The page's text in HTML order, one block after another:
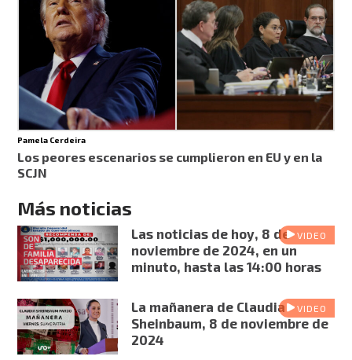
Pamela Cerdeira
Los peores escenarios se cumplieron en EU y en la
SCJN
Más noticias
VIDEO
Las noticias de hoy, 8 de
noviembre de 2024, en un
minuto, hasta las 14:00 horas
VIDEO
La mañanera de Claudia
Sheinbaum, 8 de noviembre de
2024